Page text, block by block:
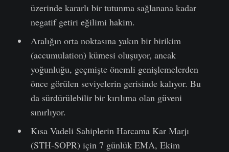
üzerinde kararlı bir tutunma sağlanana kadar
negatif getiri eğilimi hakim.
Aralığın orta noktasına yakın bir birikim
(accumulation) kümesi oluşuyor, ancak
yoğunluğu, geçmişte önemli genişlemelerden
önce görülen seviyelerin gerisinde kalıyor. Bu
da sürdürülebilir bir kırılıma olan güveni
sınırlıyor.
Kısa Vadeli Sahiplerin Harcama Kar Marjı
(STH-SOPR) için 7 günlük EMA, Ekim